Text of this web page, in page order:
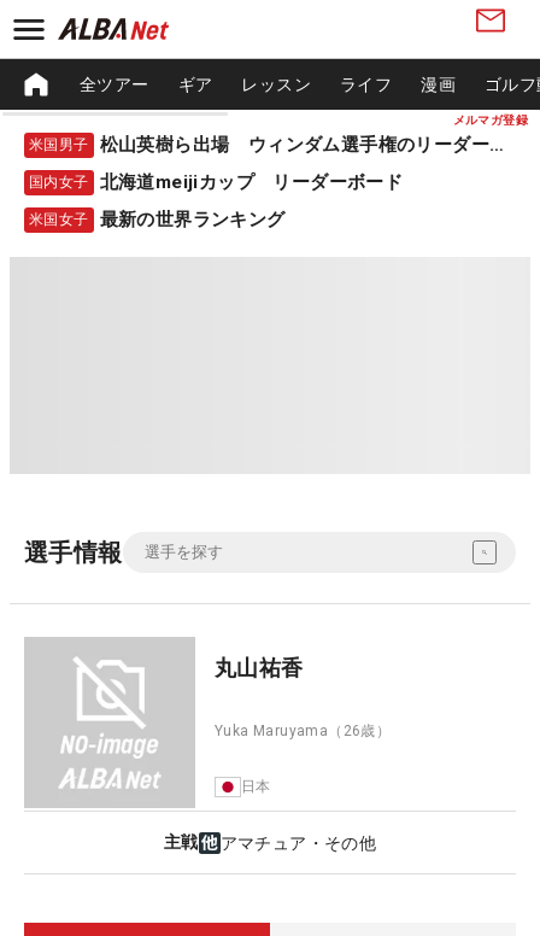
メルマガ登録
全ツアー ギア レッスン ライフ 漫画 ゴル
米国男子 松山英樹ら出場 ウィンダム選手権のリーダーボード
国内女子 北海道meijiカップ リーダーボード
米国女子 最新の世界ランキング
選手情報
丸山祐香
Yuka Maruyama （26歳）
日本
主戦 アマチュア・その他